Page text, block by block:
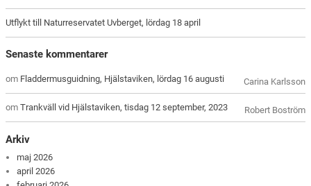
Utflykt till Naturreservatet Uvberget, lördag 18 april
Senaste kommentarer
Carina Karlsson
om Fladdermusguidning, Hjälstaviken, lördag 16 augusti
Robert Boström
omTrankväll vid Hjälstaviken, tisdag 12 september, 2023
Arkiv
maj 2026
april 2026